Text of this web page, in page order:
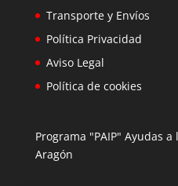
Transporte y Envíos
Política Privacidad
Aviso Legal
Política de cookies
Programa "PAIP" Ayudas
Aragón